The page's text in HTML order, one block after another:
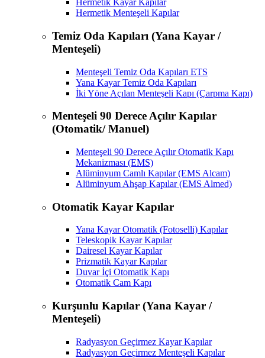
Hermetik Kayar Kapılar
Hermetik Menteşeli Kapılar
Temiz Oda Kapıları (Yana Kayar /
Menteşeli)
Menteşeli Temiz Oda Kapıları ETS
Yana Kayar Temiz Oda Kapıları
İki Yöne Açılan Menteşeli Kapı (Çarpma Kapı)
Menteşeli 90 Derece Açılır Kapılar
(Otomatik/ Manuel)
Menteşeli 90 Derece Açılır Otomatik Kapı
Mekanizması (EMS)
Alüminyum Camlı Kapılar (EMS Alcam)
Alüminyum Ahşap Kapılar (EMS Almed)
Otomatik Kayar Kapılar
Yana Kayar Otomatik (Fotoselli) Kapılar
Teleskopik Kayar Kapılar
Dairesel Kayar Kapılar
Prizmatik Kayar Kapılar
Duvar İçi Otomatik Kapı
Otomatik Cam Kapı
Kurşunlu Kapılar (Yana Kayar /
Menteşeli)
Radyasyon Geçirmez Kayar Kapılar
Radyasyon Geçirmez Menteşeli Kapılar